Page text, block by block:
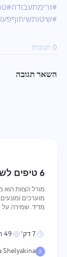
#זרימתעבודה
0 תגובות
השאר תגובה
6 טיפים לשיפור תרבות ארגונית
מורל הצוות
מוערכים
מדיד. שמירה על
מטפלות בכל
7 דק' 49 תגובות
Shelyakina